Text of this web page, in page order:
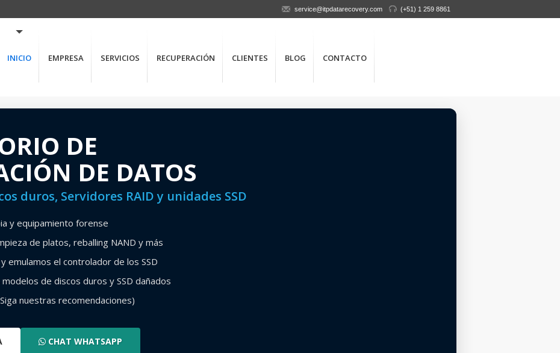
service@itpdatarecovery.com (+51) 1 259 8861
INICIO EMPRESA SERVICIOS RECUPERACIÓN CLIENTES BLOG CONTACTO
DE
DE DATOS
duros, Servidores RAID y unidades SSD
y equipamiento forense
de platos, reballing NAND y más
emulamos el controlador de los SSD
de discos duros y SSD dañados
nuestras recomendaciones)
CHAT WHATSAPP